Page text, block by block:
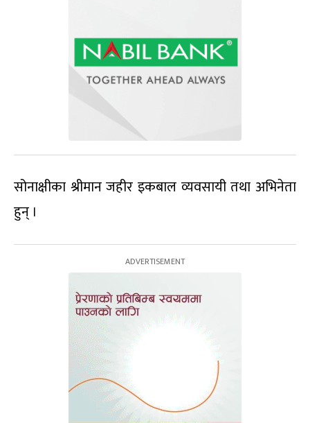
सोनाक्षीका श्रीमान जहीर इकबाल व्यवसायी तथा अभिनेता
हुन् ।